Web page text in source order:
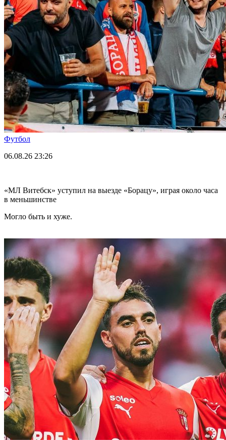
Футбол
06.08.26 23:26
«МЛ Витебск» уступил на выезде «Борацу», играя около часа
в меньшинстве
Могло быть и хуже.